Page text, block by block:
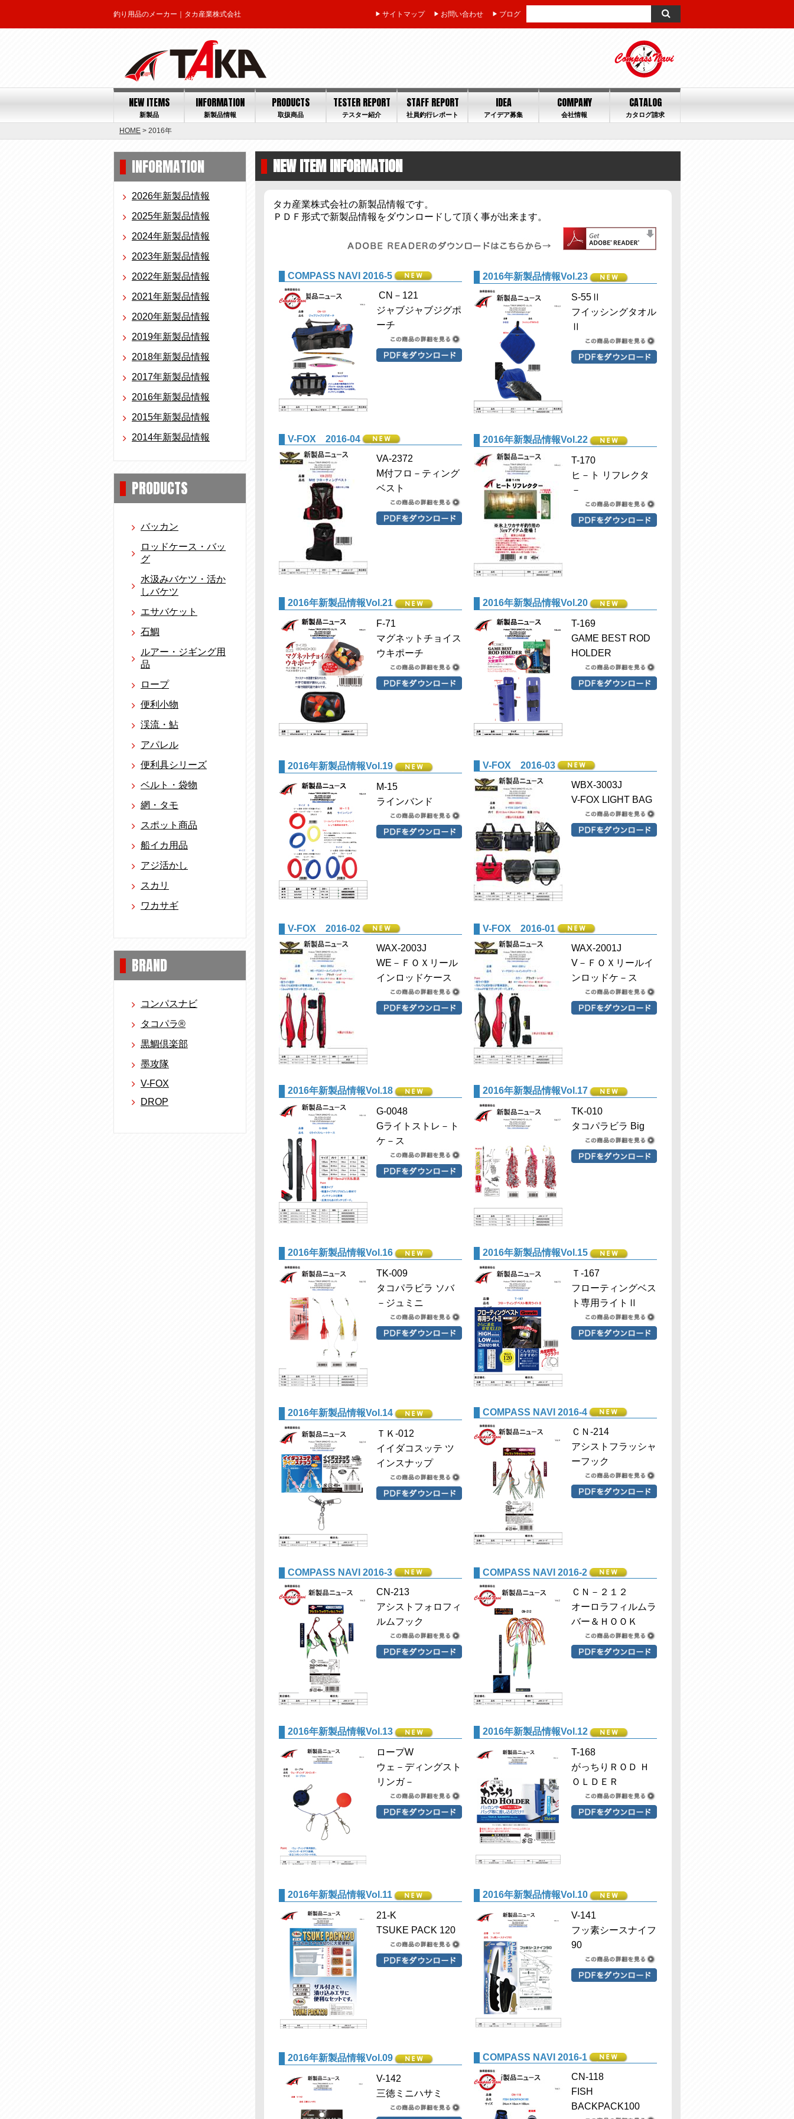
釣り用品のメーカー｜タカ産業株式会社 サイトマップ お問い合わせ ブログ
NEW ITEMS
新製品
INFORMATION
新製品情報
PRODUCTS
取扱商品
TESTER REPORT
テスター紹介
STAFF REPORT
社員釣行レポート
IDEA
アイデア募集
COMPANY
会社情報
CATALOG
カタログ請求
HOME > 2016年
INFORMATION
2026年新製品情報
2025年新製品情報
2024年新製品情報
2023年新製品情報
2022年新製品情報
2021年新製品情報
2020年新製品情報
2019年新製品情報
2018年新製品情報
2017年新製品情報
2016年新製品情報
2015年新製品情報
2014年新製品情報
PRODUCTS
バッカン
ロッドケース・バッ
グ
水汲みバケツ・活か
しバケツ
エサバケット
石鯛
ルアー・ジギング用
品
ロープ
便利小物
渓流・鮎
アパレル
便利具シリーズ
ベルト・袋物
網・タモ
スポット商品
船イカ用品
アジ活かし
スカリ
ワカサギ
BRAND
コンパスナビ
タコパラ®
黒鯛倶楽部
墨攻隊
V-FOX
DROP
NEW ITEM INFORMATION
タカ産業株式会社の新製品情報です。
ＰＤＦ形式で新製品情報をダウンロードして頂く事が出来ます。
COMPASS NAVI 2016-5
CN－121
ジャブジャブジグポ
ーチ
2016年新製品情報Vol.23
S-55Ⅱ
フイッシングタオル
Ⅱ
V-FOX 2016-04
VA-2372
M付フロ－ティング
ベスト
2016年新製品情報Vol.22
T-170
ヒ－ト リフレクタ
－
2016年新製品情報Vol.21
F-71
マグネットチョイス
ウキポーチ
2016年新製品情報Vol.20
T-169
GAME BEST ROD
HOLDER
2016年新製品情報Vol.19
M-15
ラインバンド
V-FOX 2016-03
WBX-3003J
V-FOX LIGHT BAG
V-FOX 2016-02
WAX-2003J
WE－ＦＯＸリール
インロッドケース
V-FOX 2016-01
WAX-2001J
V－ＦＯＸリールイ
ンロッドケ－ス
2016年新製品情報Vol.18
G-0048
Gライトストレ－ト
ケ－ス
2016年新製品情報Vol.17
TK-010
タコパラビラ Big
2016年新製品情報Vol.16
TK-009
タコパラビラ ソバ
－ジュミニ
2016年新製品情報Vol.15
Ｔ-167
フローティングベス
ト専用ライトⅡ
2016年新製品情報Vol.14
ＴＫ-012
イイダコスッテ ツ
インスナップ
COMPASS NAVI 2016-4
ＣＮ-214
アシストフラッシャ
ーフック
COMPASS NAVI 2016-3
CN-213
アシストフォロフィ
ルムフック
COMPASS NAVI 2016-2
ＣＮ－２１２
オーロラフィルムラ
バー＆ＨＯＯＫ
2016年新製品情報Vol.13
ロープW
ウェ－ディングスト
リンガ－
2016年新製品情報Vol.12
T-168
がっちりＲＯＤ Ｈ
ＯＬＤＥＲ
2016年新製品情報Vol.11
21-K
TSUKE PACK 120
2016年新製品情報Vol.10
V-141
フッ素シースナイフ
90
2016年新製品情報Vol.09
V-142
三徳ミニハサミ
COMPASS NAVI 2016-1
CN-118
FISH
BACKPACK100